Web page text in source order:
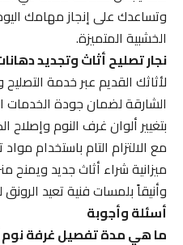
وتساعدك على إنجاز مهامك
الخشبية المتميزة.
نجار تصليح أثاث وتجديد دهانات
لأثاثك القديم عبر خدمة التصليح
الشارقة لضمان جودة الخدمات
بتغيير ألوان غرف النوم وإصلاح
مع الالتزام التام باستخدام مواد
ميزانية شراء أثاث جديد ويمنح
وأنيقاً بلمسات فنية تعيد الرونق
أسئلة وأجوبة
ما هي مدة تفصيل غرفة نوم